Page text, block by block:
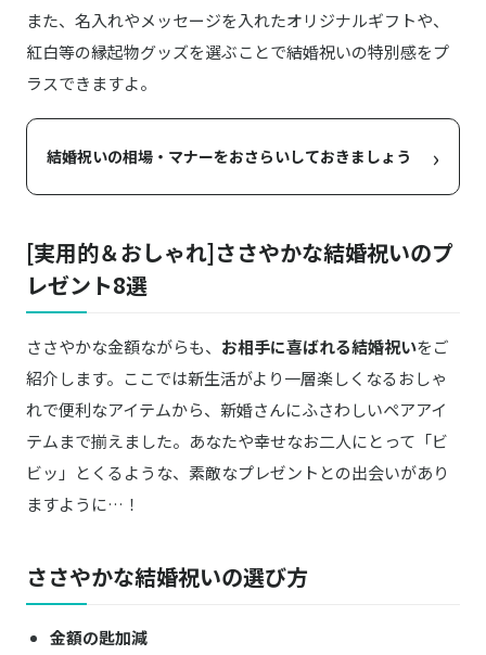
engi（縁起） ドリップバッグ 10pcs
ルフル16個入（バニラ×8個、抹茶×8個）
また、名入れやメッセージを入れたオリジナルギフトや、
紅白等の縁起物グッズを選ぶことで結婚祝いの特別感をプ
ラスできますよ。
結婚祝いの相場・マナーをおさらいしておきましょう ›
[実用的＆おしゃれ]ささやかな結婚祝いのプ
レゼント8選
ささやかな金額ながらも、 お相手に喜ばれる結婚祝いをご
紹介します。ここでは新生活がより一層楽しくなるおしゃ
れで便利なアイテムから、新婚さんにふさわしいペアアイ
テムまで揃えました。あなたや幸せなお二人にとって「ビ
ビッ」とくるような、素敵なプレゼントとの出会いがあり
ますように…！
ささやかな結婚祝いの選び方
金額の匙加減